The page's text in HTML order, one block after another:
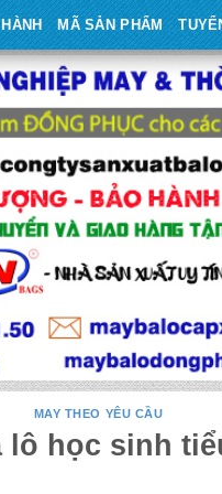
MÃ SẢN PHẨM
MAY THEO YÊU CẦU
lô học sinh